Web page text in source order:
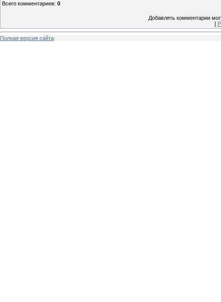
Всего комментариев: 0
Добавлять комментарии
[
Полная версия сайта